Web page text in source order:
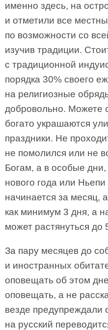
именно здесь, на
и отметили все
по возможности со
изучив традиции.
с традиционной
порядка 30% своего
на религиозные
добровольно. Можете
богато украшаются
праздники. Не
не помолился или не
Богам, а в особые дни,
нового года или Ньепи
начинается за месяц,
как минимум 3 дня, а
может растянуться до
За пару месяцев до
и иностранных
оповещать об этом
оповещать, а не
везде
на русский